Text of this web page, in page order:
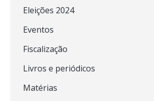
Eleições 2024
Eventos
Fiscalização
Livros e periódicos
Matérias